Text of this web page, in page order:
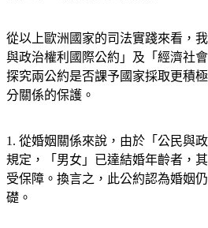
從以上歐洲國家的司法實踐來看，
與政治權利國際公約」及「經濟社
探究兩公約是否課予國家採取更積
分關係的保護。
1. 從婚姻關係來說，由於「公民與
規定，「男女」已達結婚年齡者，
受保障。換言之，此公約認為婚姻
礎。